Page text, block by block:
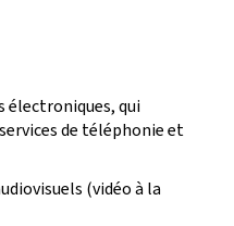
électroniques, qui
de téléphonie et
(vidéo à la